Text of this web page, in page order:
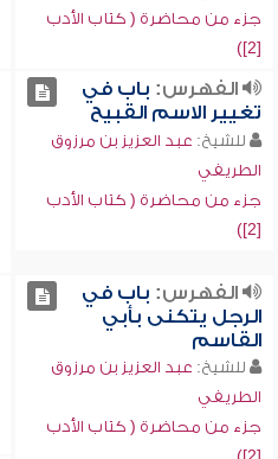
جزء من محاضرة ( كتاب الأدب
[2])
الفهرس: باب في
تغيير الاسم القبيح
للشيخ: عبد العزيز بن مرزوق
الطريفي
جزء من محاضرة ( كتاب الأدب
[2])
الفهرس: باب في
الرجل يتكنى بأبي
القاسم
للشيخ: عبد العزيز بن مرزوق
الطريفي
جزء من محاضرة ( كتاب الأدب